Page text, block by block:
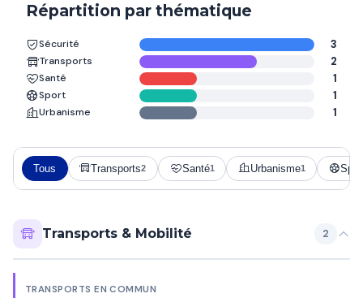
Répartition par thématique
Sécurité 3
Transports 2
Santé 1
Sport 1
Urbanisme 1
Tous Transports2 Santé1 Urbanisme1
Transports & Mobilité 2
TRANSPORTS EN COMMUN